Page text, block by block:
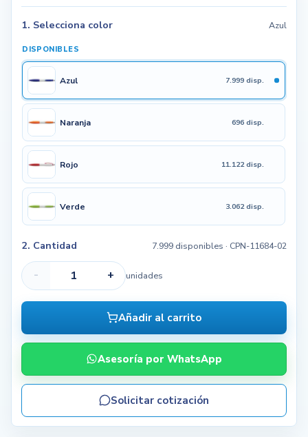
1. Selecciona color Azul
DISPONIBLES
Azul 7.999 disp.
Naranja 696 disp.
Rojo 11.122 disp.
Verde 3.062 disp.
2. Cantidad 7.999 disponibles · CPN-11684-02
- + unidades
Añadir al carrito
Asesoría por WhatsApp
Solicitar cotización